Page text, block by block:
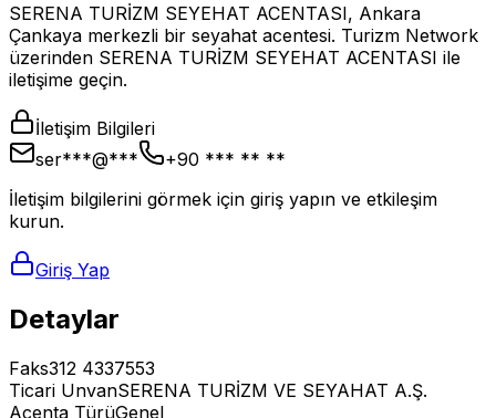
SERENA TURİZM SEYEHAT ACENTASI, Ankara
Çankaya merkezli bir seyahat acentesi. Turizm Network
üzerinden SERENA TURİZM SEYEHAT ACENTASI ile
iletişime geçin.
İletişim Bilgileri
ser***@***
+90 *** ** **
İletişim bilgilerini görmek için giriş yapın ve etkileşim
kurun.
Giriş Yap
Detaylar
Faks312 4337553
Ticari UnvanSERENA TURİZM VE SEYAHAT A.Ş.
Acenta TürüGenel